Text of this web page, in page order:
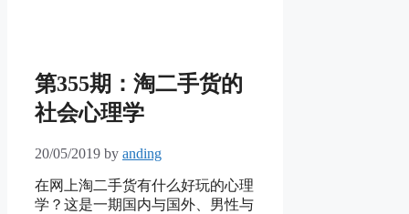
第355期：淘二手货的
社会心理学
20/05/2019 by anding
在网上淘二手货有什么好玩的心理
学？这是一期国内与国外、男性与